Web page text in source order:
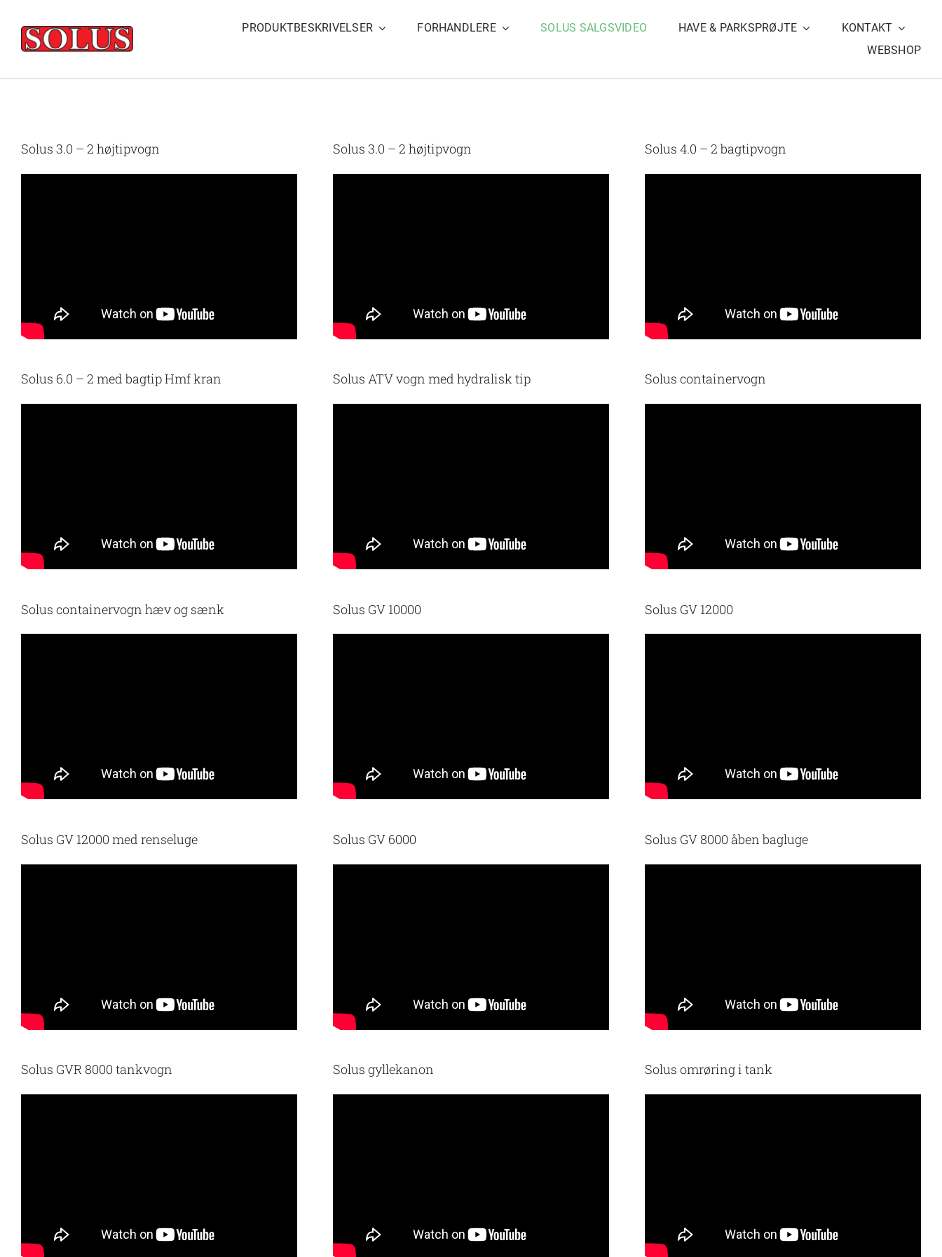
content
PRODUKTBESKRIVELSER FORHANDLERE SOLUS SALGSVIDEO HAVE & PARKSPRØJTE
KONTAKT
WEBSHOP
Solus 3.0 – 2 højtipvogn Solus 3.0 – 2 højtipvogn Solus 4.0 – 2 bagtipvogn
Solus 6.0 – 2 med bagtip Hmf kran Solus ATV vogn med hydralisk tip Solus containervogn
Solus containervogn hæv og sænk Solus GV 10000 Solus GV 12000
Solus GV 12000 med renseluge Solus GV 6000 Solus GV 8000 åben bagluge
Solus GVR 8000 tankvogn Solus gyllekanon Solus omrøring i tank